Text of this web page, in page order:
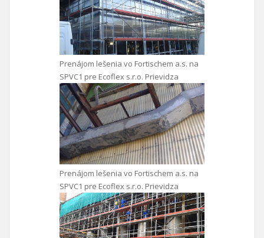
Prenájom lešenia vo Fortischem a.s. na
SPVC1 pre Ecoflex s.r.o. Prievidza
Prenájom lešenia vo Fortischem a.s. na
SPVC1 pre Ecoflex s.r.o. Prievidza